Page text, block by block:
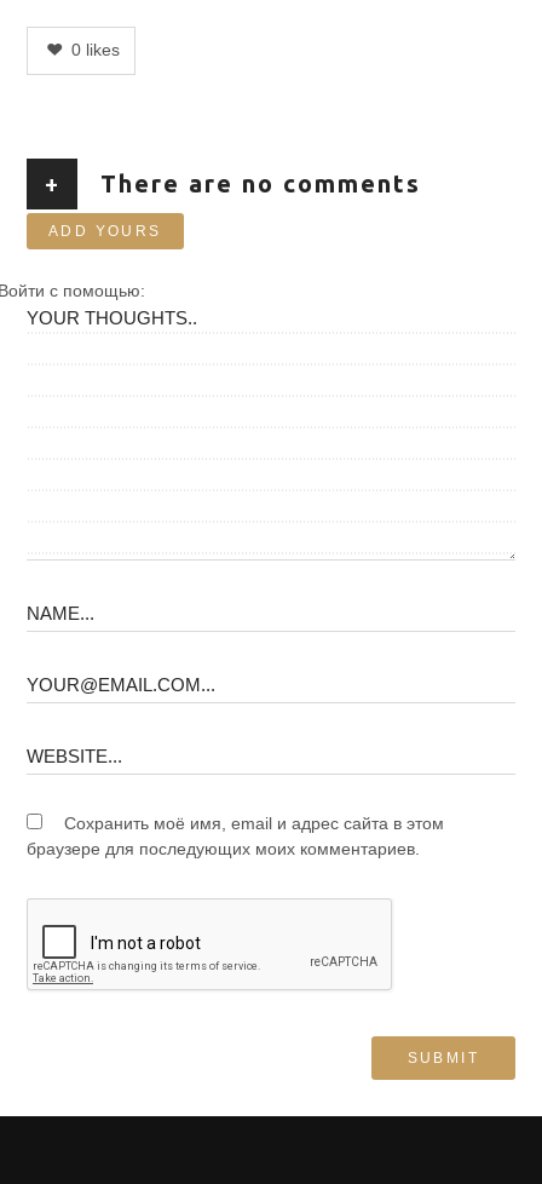
0likes
+ There are no comments
ADD YOURS
с помощью:
Сохранить моё имя, email и адрес сайта в этом
браузере для последующих моих комментариев.